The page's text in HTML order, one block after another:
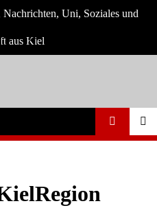
Uni, Soziales und
aus Kiel
aus Kiel und